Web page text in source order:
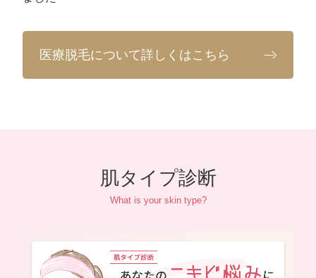
医療脱毛について詳しくはこちら
肌タイプ診断
What is your skin type?